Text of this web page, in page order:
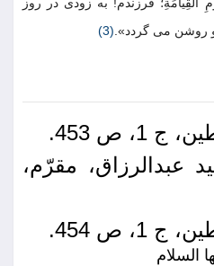
فرزندم! به زودی در روز
روشن می گردد».(3)
سید عبدالرزاق، مقرّم،